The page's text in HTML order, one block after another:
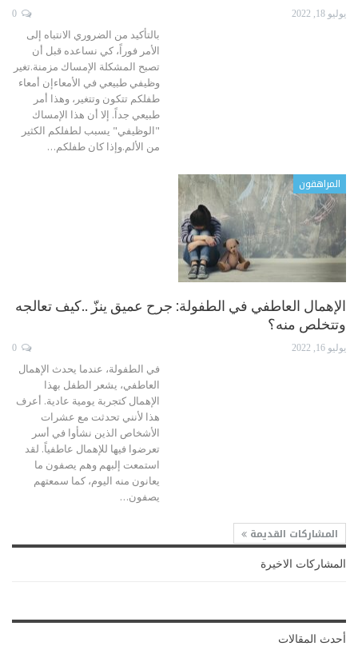
يوليو 18, 2022
بالتأكيد من الضروري الانتباه إلى
الأمر فوراً، كي نساعده قبل أن
تصبح المشكلة الإمساك مزمنة.تغير
وظيفي طبيعي في الأمعاءإن أمعاء
طفلكم تتكون وتتغير، وهذا أمر
طبيعي جداً. إلا أن هذا الإمساك
"الوظيفي" يسبب لطفلكم الكثير
من الألم.وإذا كان طفلكم…
المراهقون
الإهمال العاطفي في الطفولة: جرح عميق ينزّ ..كيف تعالجه
وتتخلص منه؟
يوليو 16, 2022
في الطفولة، عندما يحدث الإهمال
العاطفي، يشعر الطفل بهذا
الإهمال كتجربة يومية عادية. أعرف
هذا لأنني تحدثت مع عشرات
الأشخاص الذين نشأوا في أسر
تعرضوا فيها للإهمال عاطفياً. لقد
استمعت إلبهم وهم يصفون ما
يعانون منه اليوم، كما سمعتهم
يصفون…
المشاركات القديمة
المشاركات الاخيرة
أحدث المقالات